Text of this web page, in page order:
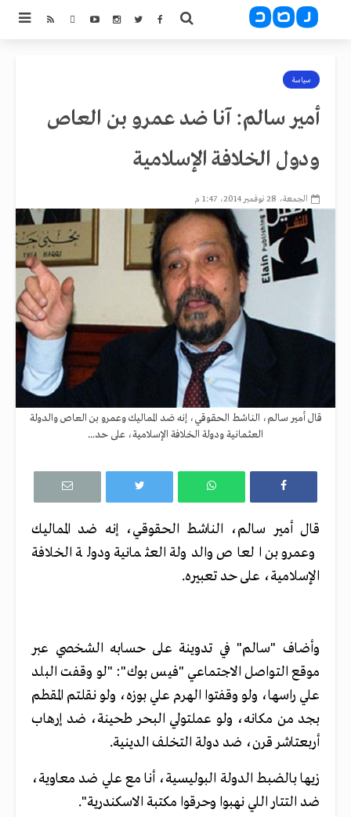
سياسة
أمير سالم: آنا ضد عمرو بن العاص
ودول الخلافة الإسلامية
الجمعة، 28 نوفمبر 2014، 1:47 م
قال أمير سالم، الناشط الحقوقي، إنه ضد المماليك وعمرو بن العاص والدولة
العثمانية ودولة الخلافة الإسلامية، على حد...
قال أمير سالم، الناشط الحقوقي، إنه ضد المماليك
وعمرو بن العاص والدولة العثمانية ودولة الخلافة
الإسلامية، على حد تعبيره.
وأضاف "سالم" في تدوينة على حسابه الشخصي عبر
موقع التواصل الاجتماعي "فيس بوك": "لو وقفت البلد
علي راسها، ولو وقفتوا الهرم علي بوزه، ولو نقلتم المقطم
بجد من مكانه، ولو عملتولي البحر طحينة، ضد إرهاب
أربعتاشر قرن، ضد دولة التخلف الدينية.
زيها بالضبط الدولة البوليسية، أنا مع علي ضد معاوية،
ضد التتار اللي نهبوا وحرقوا مكتبة الاسكندرية".